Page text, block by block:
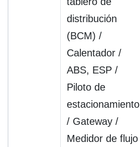
distribución
(BCM) /
Calentador /
ABS, ESP /
Piloto de
estacionamiento
/ Gateway /
Medidor de flujo